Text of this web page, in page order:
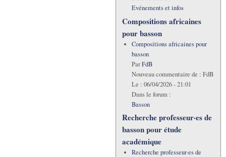
Evénements et infos
Compositions africaines
pour basson
Compositions africaines pour
basson
ParFdB
Nouveau commentaire de : FdB
Le : 06/04/2026 - 21:01
Dans le forum :
Basson
Recherche professeur·es de
basson pour étude
académique
Recherche professeur·es de